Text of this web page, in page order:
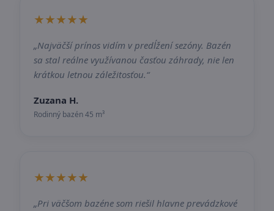
★★★★★
„Najväčší prínos vidím v predĺžení sezóny. Bazén
sa stal reálne využívanou časťou záhrady, nie len
krátkou letnou záležitosťou.“
Zuzana H.
Rodinný bazén 45 m³
★★★★★
„Pri väčšom bazéne som riešil hlavne prevádzkové